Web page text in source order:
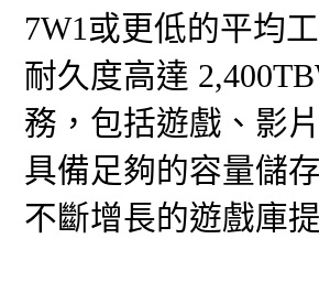
7W1或更低的平均
耐久度高達
務，包括遊戲、影
具備足夠的容量儲
不斷增長的遊戲庫